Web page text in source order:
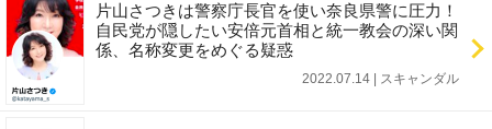
片山さつきは警察庁長官を使い奈良県警に圧力！
自民党が隠したい安倍元首相と統一教会の深い関
係、名称変更をめぐる疑惑
2022.07.14 | スキャンダル